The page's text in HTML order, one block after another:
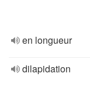
en longueur
dilapidation